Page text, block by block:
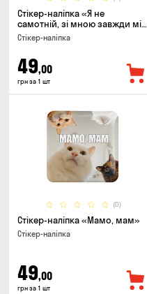
Стікер-наліпка «Я не
самотній, зі мною завжди мій
біль в спині»
Стікер-наліпка
49,00
грн за 1 шт
(0)
Стікер-наліпка «Мамо, мам»
Стікер-наліпка
49,00
грн за 1 шт